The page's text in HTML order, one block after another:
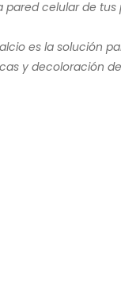
pared celular de
es la solución
y decoloración